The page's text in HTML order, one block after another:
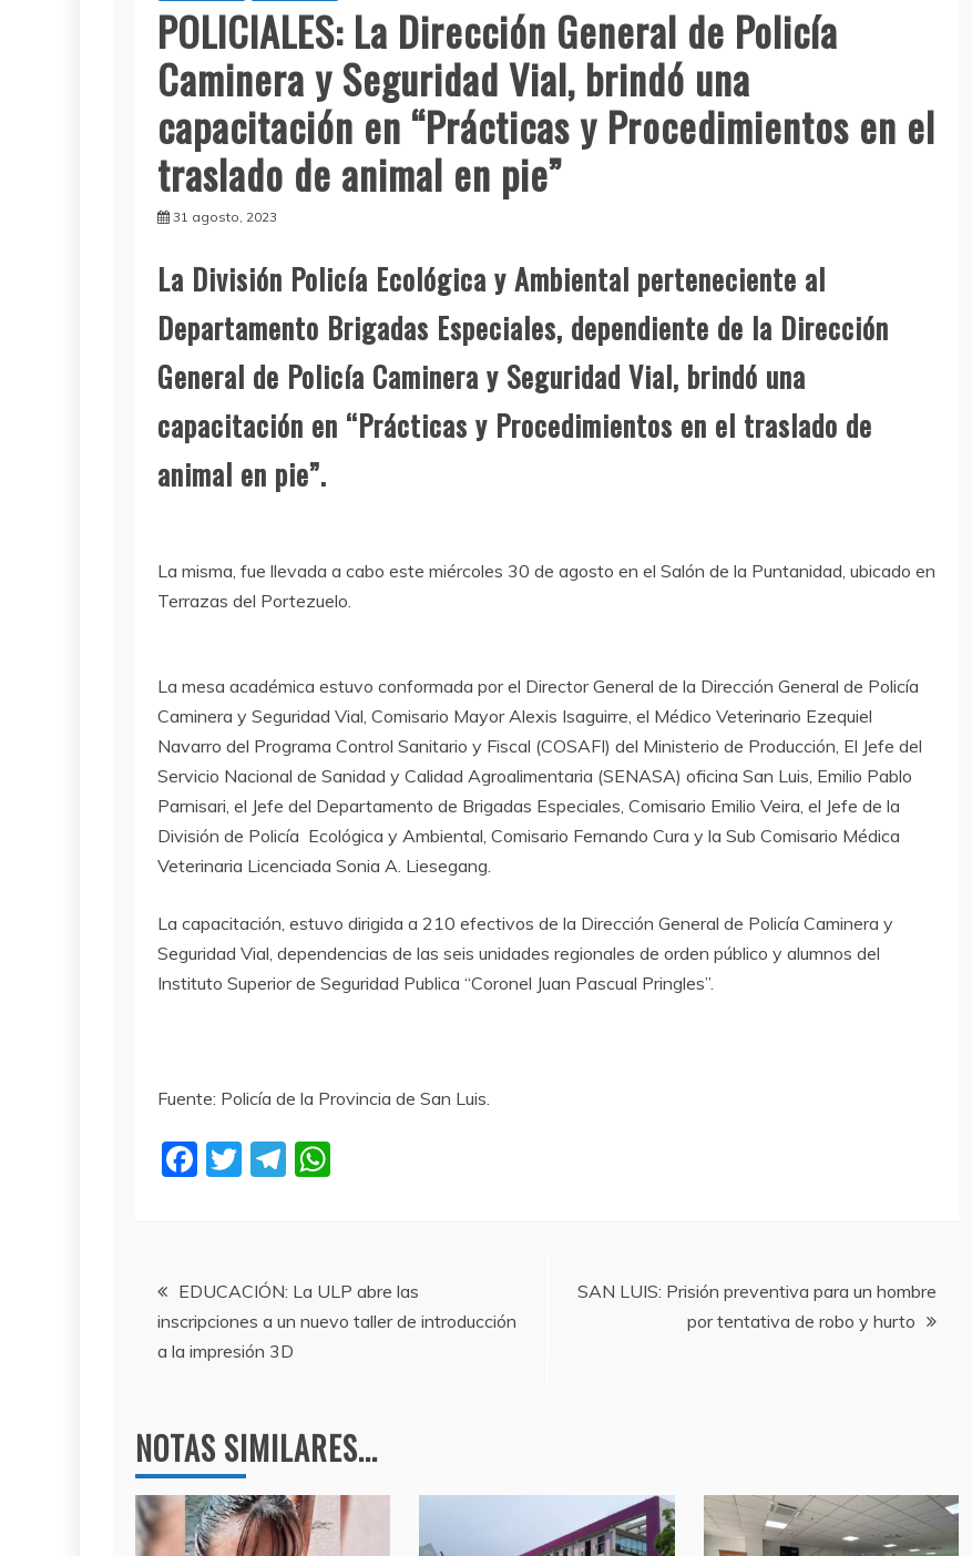
POLICIALES: La Dirección General de Policía
Caminera y Seguridad Vial, brindó una
capacitación en “Prácticas y Procedimientos en el
traslado de animal en pie”
31 agosto, 2023
La División Policía Ecológica y Ambiental perteneciente al
Departamento Brigadas Especiales, dependiente de la Dirección
General de Policía Caminera y Seguridad Vial, brindó una
capacitación en “Prácticas y Procedimientos en el traslado de
animal en pie”.
La misma, fue llevada a cabo este miércoles 30 de agosto en el Salón de la Puntanidad, ubicado en
Terrazas del Portezuelo.
La mesa académica estuvo conformada por el Director General de la Dirección General de Policía
Caminera y Seguridad Vial, Comisario Mayor Alexis Isaguirre, el Médico Veterinario Ezequiel
Navarro del Programa Control Sanitario y Fiscal (COSAFI) del Ministerio de Producción, El Jefe del
Servicio Nacional de Sanidad y Calidad Agroalimentaria (SENASA) oficina San Luis, Emilio Pablo
Parnisari, el Jefe del Departamento de Brigadas Especiales, Comisario Emilio Veira, el Jefe de la
División de Policía Ecológica y Ambiental, Comisario Fernando Cura y la Sub Comisario Médica
Veterinaria Licenciada Sonia A. Liesegang.
La capacitación, estuvo dirigida a 210 efectivos de la Dirección General de Policía Caminera y
Seguridad Vial, dependencias de las seis unidades regionales de orden público y alumnos del
Instituto Superior de Seguridad Publica “Coronel Juan Pascual Pringles”.
Fuente: Policía de la Provincia de San Luis.
F
b
o
o
T
T
a
m
A
p
Navegación
de
EDUCACIÓN: La ULP abre las
inscripciones a un nuevo taller de introducción
a la impresión 3D
SAN LUIS: Prisión preventiva para un hombre
por tentativa de robo y hurto
NOTAS SIMILARES...